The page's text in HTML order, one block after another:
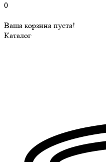
0
Ваша корзина пуста!
Каталог